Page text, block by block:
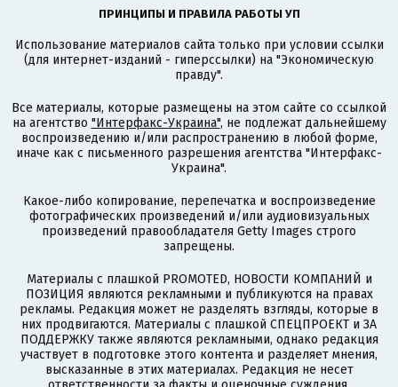
ПРИНЦИПЫ И ПРАВИЛА РАБОТЫ УП
Использование материалов сайта только при условии ссылки
(для интернет-изданий - гиперссылки) на "Экономическую
правду".
Все материалы, которые размещены на этом сайте со ссылкой
на агентство "Интерфакс-Украина", не подлежат дальнейшему
воспроизведению и/или распространению в любой форме,
иначе как с письменного разрешения агентства "Интерфакс-
Украина".
Какое-либо копирование, перепечатка и воспроизведение
фотографических произведений и/или аудиовизуальных
произведений правообладателя Getty Images строго
запрещены.
Материалы с плашкой PROMOTED, НОВОСТИ КОМПАНИЙ и
ПОЗИЦИЯ являются рекламными и публикуются на правах
рекламы. Редакция может не разделять взгляды, которые в
них продвигаются. Материалы с плашкой СПЕЦПРОЕКТ и ЗА
ПОДДЕРЖКУ также являются рекламными, однако редакция
участвует в подготовке этого контента и разделяет мнения,
высказанные в этих материалах. Редакция не несет